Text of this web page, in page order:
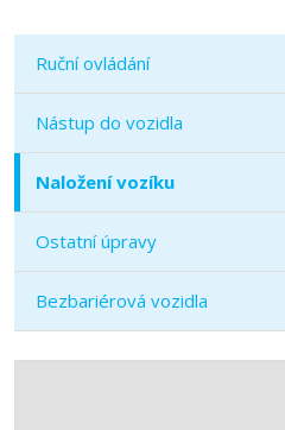
Ruční ovládání
Nástup do vozidla
Naložení vozíku
Ostatní úpravy
Bezbariérová vozidla